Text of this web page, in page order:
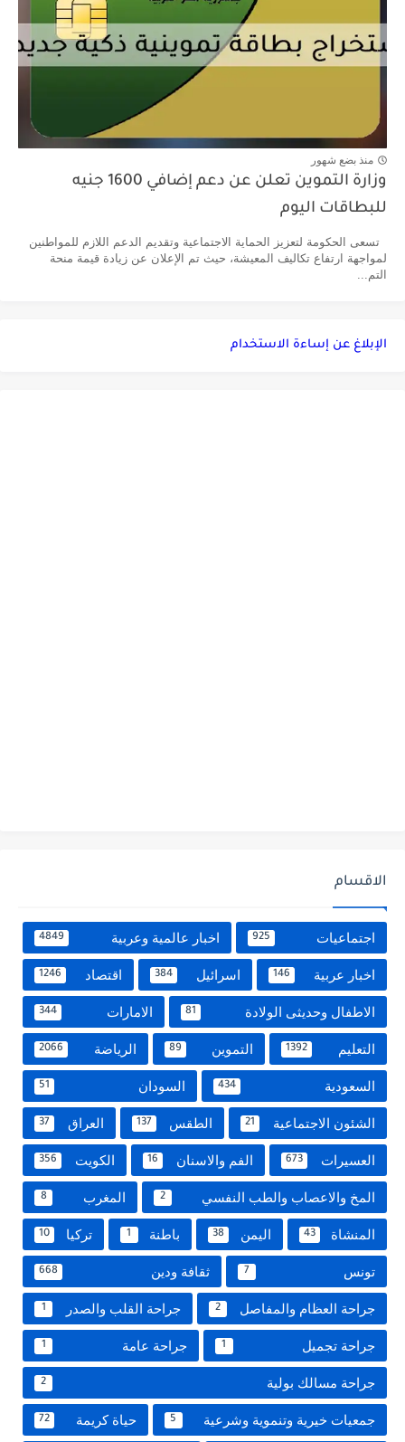
منذ بضع شهور
وزارة التموين تعلن عن دعم إضافي 1600 جنيه
للبطاقات اليوم
تسعى الحكومة لتعزيز الحماية الاجتماعية وتقديم الدعم اللازم للمواطنين
لمواجهة ارتفاع تكاليف المعيشة، حيث تم الإعلان عن زيادة قيمة منحة
التم...
الإبلاغ عن إساءة الاستخدام
الاقسام
اجتماعيات 925 اخبار عالمية وعربية 4849
اخبار عربية 146 اسرائيل 384 اقتصاد 1246
الاطفال وحديثى الولادة 81 الامارات 344
التعليم 1392 التموين 89 الرياضة 2066
السعودية 434 السودان 51
الشئون الاجتماعية 21 الطقس 137 العراق 37
العسيرات 673 الفم والاسنان 16 الكويت 356
المخ والاعصاب والطب النفسي 2 المغرب 8
المنشاة 43 اليمن 38 باطنة 1 تركيا 10
تونس 7 ثقافة ودين 668
جراحة العظام والمفاصل 2 جراحة القلب والصدر 1
جراحة تجميل 1 جراحة عامة 1
جراحة مسالك بولية 2
جمعيات خيرية وتنموية وشرعية 5 حياة كريمة 72